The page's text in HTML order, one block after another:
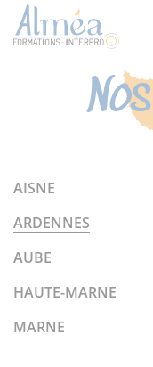
AISNE
ARDENNES
AUBE
HAUTE-MARNE
MARNE